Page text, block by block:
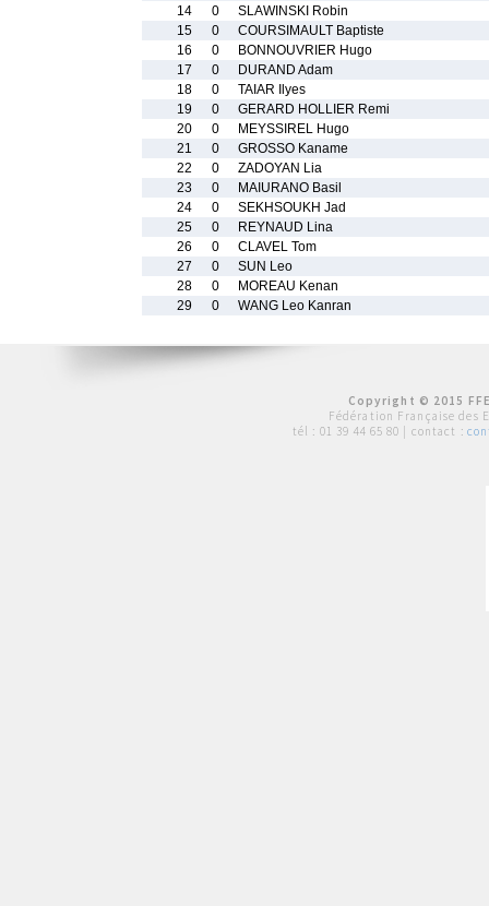
14
0
SLAWINSKI Robin
15
0
COURSIMAULT Baptiste
16
0
BONNOUVRIER Hugo
17
0
DURAND Adam
18
0
TAIAR Ilyes
19
0
GERARD HOLLIER Remi
20
0
MEYSSIREL Hugo
21
0
GROSSO Kaname
22
0
ZADOYAN Lia
23
0
MAIURANO Basil
24
0
SEKHSOUKH Jad
25
0
REYNAUD Lina
26
0
CLAVEL Tom
27
0
SUN Leo
28
0
MOREAU Kenan
29
0 WANG Leo Kanran
Copyright © 2015
Fédération Française des
tél : 01 39 44 65 80 | contact :